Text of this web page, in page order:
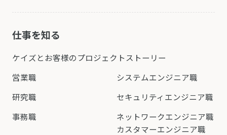
仕事を知る
ケイズとお客様のプロジェクトストーリー
営業職
システムエンジニア職
研究職
セキュリティエンジニア職
事務職
ネットワークエンジニア職
カスタマーエンジニア職